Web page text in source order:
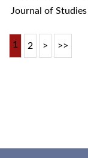
Journal of
1 2 > >>